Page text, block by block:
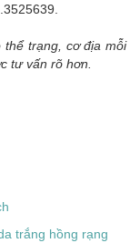
thể trạng, cơ địa mỗi
tư vấn rõ hơn.
trắng hồng rạng